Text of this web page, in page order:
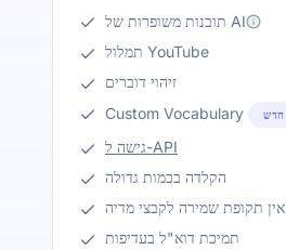
תובנות משופרות של AI
תמלול YouTube
זיהוי דוברים
Custom Vocabulary
חדש
גישה ל-API
הקלדה בכמות גדולה
אין תקופת שמירה לקבצי מדיה
תמיכת דוא"ל בעדיפות